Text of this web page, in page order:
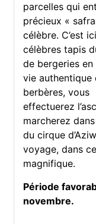
parcelles qui
précieux «
célèbre. C’est
célèbres tapis
de bergeries
vie
berbères, vous
effectuerez
marcherez
du cirque
voyage, dans
magnifique.
Période
novembre.